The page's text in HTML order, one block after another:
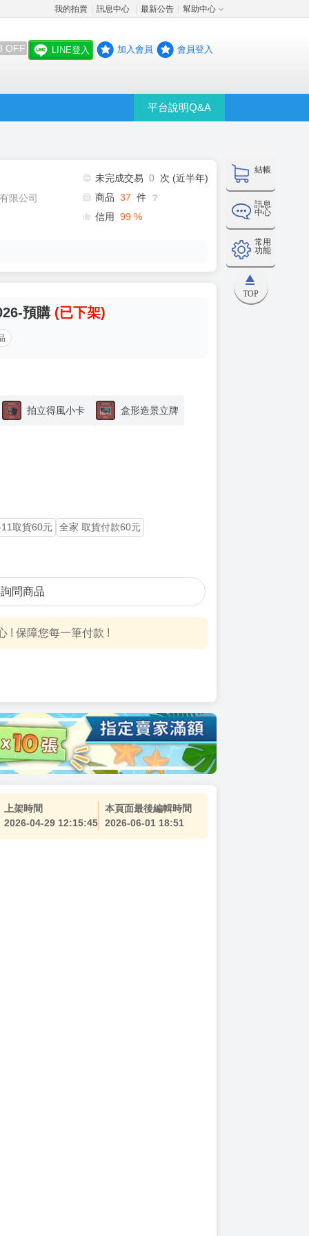
我的拍賣 訊息中心 最新公告 幫助中心
OFF LINE登入 加入會員 會員登入
平台說明Q&A
結帳
訊息
中心
常用
功能
TOP
限公司
未完成交易 0
次 (近半年)
商品 37 件 ❔
信用 99 %
預購 (已下架)
拍立得風小卡 盒形造景立牌
取貨60元 全家 取貨付款60元
詢問商品
! 保障您每一筆付款 !
上架時間
2026-04-29 12:15:45
本頁面最後編輯時間
2026-06-01 18:51